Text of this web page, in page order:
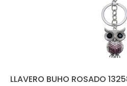
LLAVERO BUHO ROSADO